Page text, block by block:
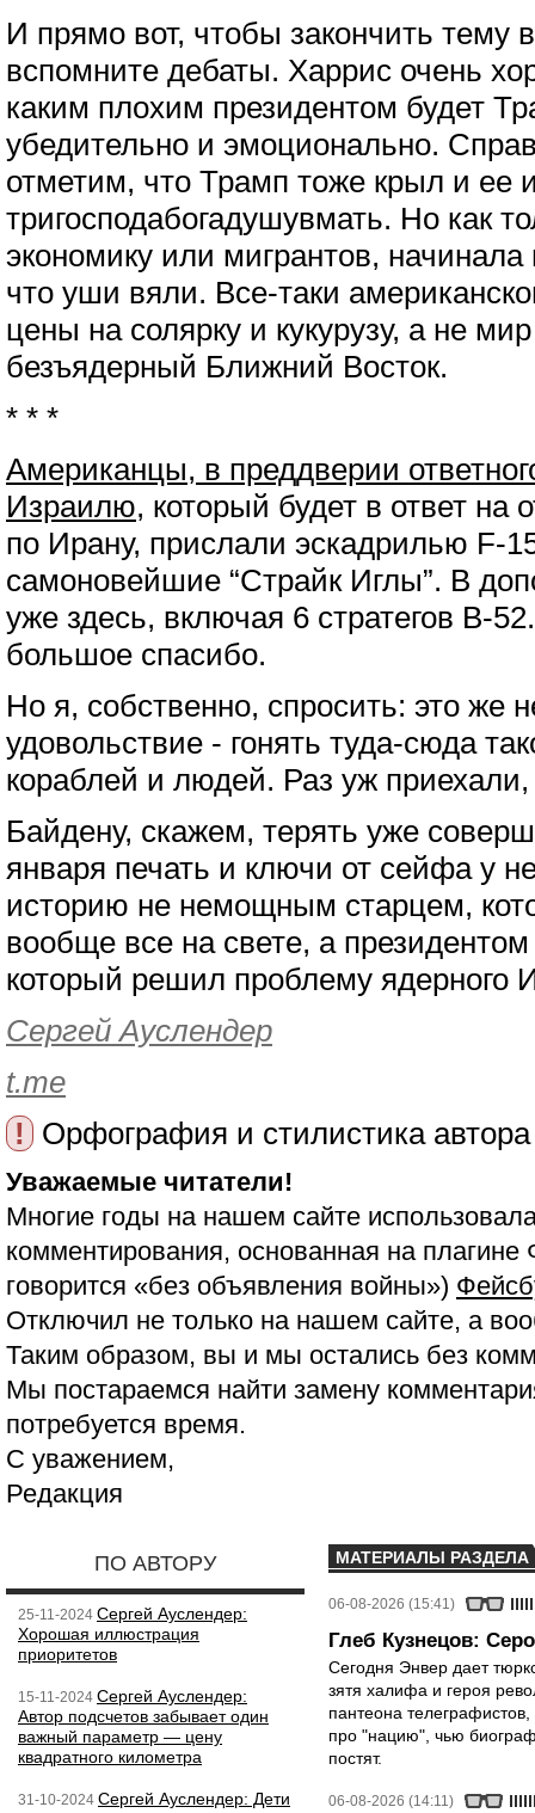
И прямо вот, чтобы закончить тему
вспомните дебаты. Харрис очень
каким плохим президентом будет
убедительно и эмоционально.
отметим, что Трамп тоже крыл и ее
тригосподабогадушувмать. Но как
экономику или мигрантов,
что уши вяли. Все-таки
цены на солярку и кукурузу, а не
безъядерный Ближний Восток.
* * *
Американцы, в преддверии
Израилю, который будет в ответ на
по Ирану, прислали эскадрилью F-
самоновейшие “Страйк Иглы”. В
уже здесь, включая 6 стратегов B-
большое спасибо.
Но я, собственно, спросить: это же
удовольствие - гонять туда-сюда
кораблей и людей. Раз уж
Байдену, скажем, терять уже
января печать и ключи от сейфа у
историю не немощным старцем,
вообще все на свете, а
который решил проблему ядерного
Сергей Ауслендер
t.me
!
Орфография и стилистика
Уважаемые читатели!
Многие годы на нашем сайте
комментирования, основанная на
говорится «без объявления войны»)
Отключил не только на нашем сайте, а
Таким образом, вы и мы остались без
Мы постараемся найти замену
потребуется время.
С уважением,
Редакция
ПО АВТОРУ
25-11-2024 Сергей Ауслендер:
Хорошая иллюстрация
приоритетов
15-11-2024 Сергей Ауслендер:
Автор подсчетов забывает один
важный параметр — цену
квадратного километра
31-10-2024 Сергей Ауслендер: Дети
МАТЕРИАЛЫ РАЗДЕЛА
06-08-2026 (15:41)
Глеб Кузнецов:
Сегодня Энвер дает
зятя халифа и героя
пантеона
про "нацию", чью
постят.
06-08-2026 (14:11)